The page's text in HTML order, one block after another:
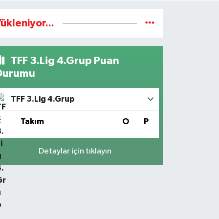
TFF 3.Lig 4.Grup Puan
TFF 3.Lig 4.Grup
Takım O P
Detaylar için tıklayın